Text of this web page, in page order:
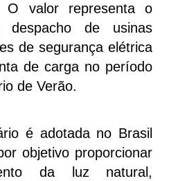
O valor representa o
de usinas
de segurança elétrica
de carga no período
de Verão.
é adotada no Brasil
objetivo proporcionar
da luz natural,